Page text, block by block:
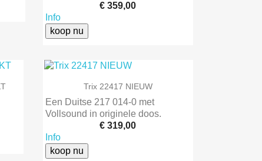
€ 359,00
Info
koop nu
 Snel bekijken
Trix 22417 NIEUW
Een Duitse 217 014-0 met
Vollsound in originele doos.
€ 319,00
Info
koop nu